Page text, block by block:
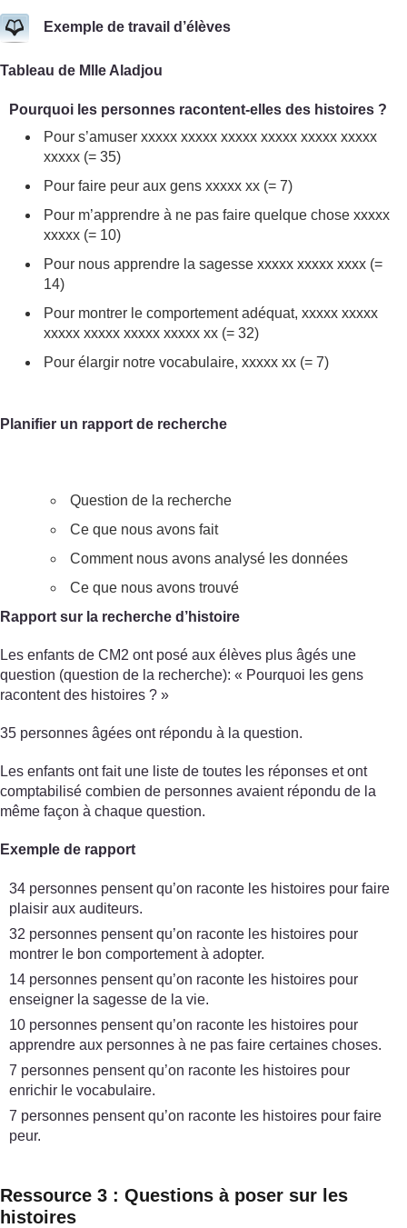
Exemple de travail d’élèves
Tableau de Mlle Aladjou
Pourquoi les personnes racontent-elles des histoires ?
Pour s’amuser xxxxx xxxxx xxxxx xxxxx xxxxx xxxxx
xxxxx (= 35)
Pour faire peur aux gens xxxxx xx (= 7)
Pour m’apprendre à ne pas faire quelque chose xxxxx
xxxxx (= 10)
Pour nous apprendre la sagesse xxxxx xxxxx xxxx (=
14)
Pour montrer le comportement adéquat, xxxxx xxxxx
xxxxx xxxxx xxxxx xxxxx xx (= 32)
Pour élargir notre vocabulaire, xxxxx xx (= 7)
Planifier un rapport de recherche
Question de la recherche
Ce que nous avons fait
Comment nous avons analysé les données
Ce que nous avons trouvé
Rapport sur la recherche d’histoire
Les enfants de CM2 ont posé aux élèves plus âgés une
question (question de la recherche): « Pourquoi les gens
racontent des histoires ? »
35 personnes âgées ont répondu à la question.
Les enfants ont fait une liste de toutes les réponses et ont
comptabilisé combien de personnes avaient répondu de la
même façon à chaque question.
Exemple de rapport
34 personnes pensent qu’on raconte les histoires pour faire
plaisir aux auditeurs.
32 personnes pensent qu’on raconte les histoires pour
montrer le bon comportement à adopter.
14 personnes pensent qu’on raconte les histoires pour
enseigner la sagesse de la vie.
10 personnes pensent qu’on raconte les histoires pour
apprendre aux personnes à ne pas faire certaines choses.
7 personnes pensent qu’on raconte les histoires pour
enrichir le vocabulaire.
7 personnes pensent qu’on raconte les histoires pour faire
peur.
Ressource 3 : Questions à poser sur les
histoires